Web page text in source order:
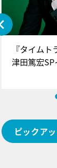
『タイム
津田篤
ピックア